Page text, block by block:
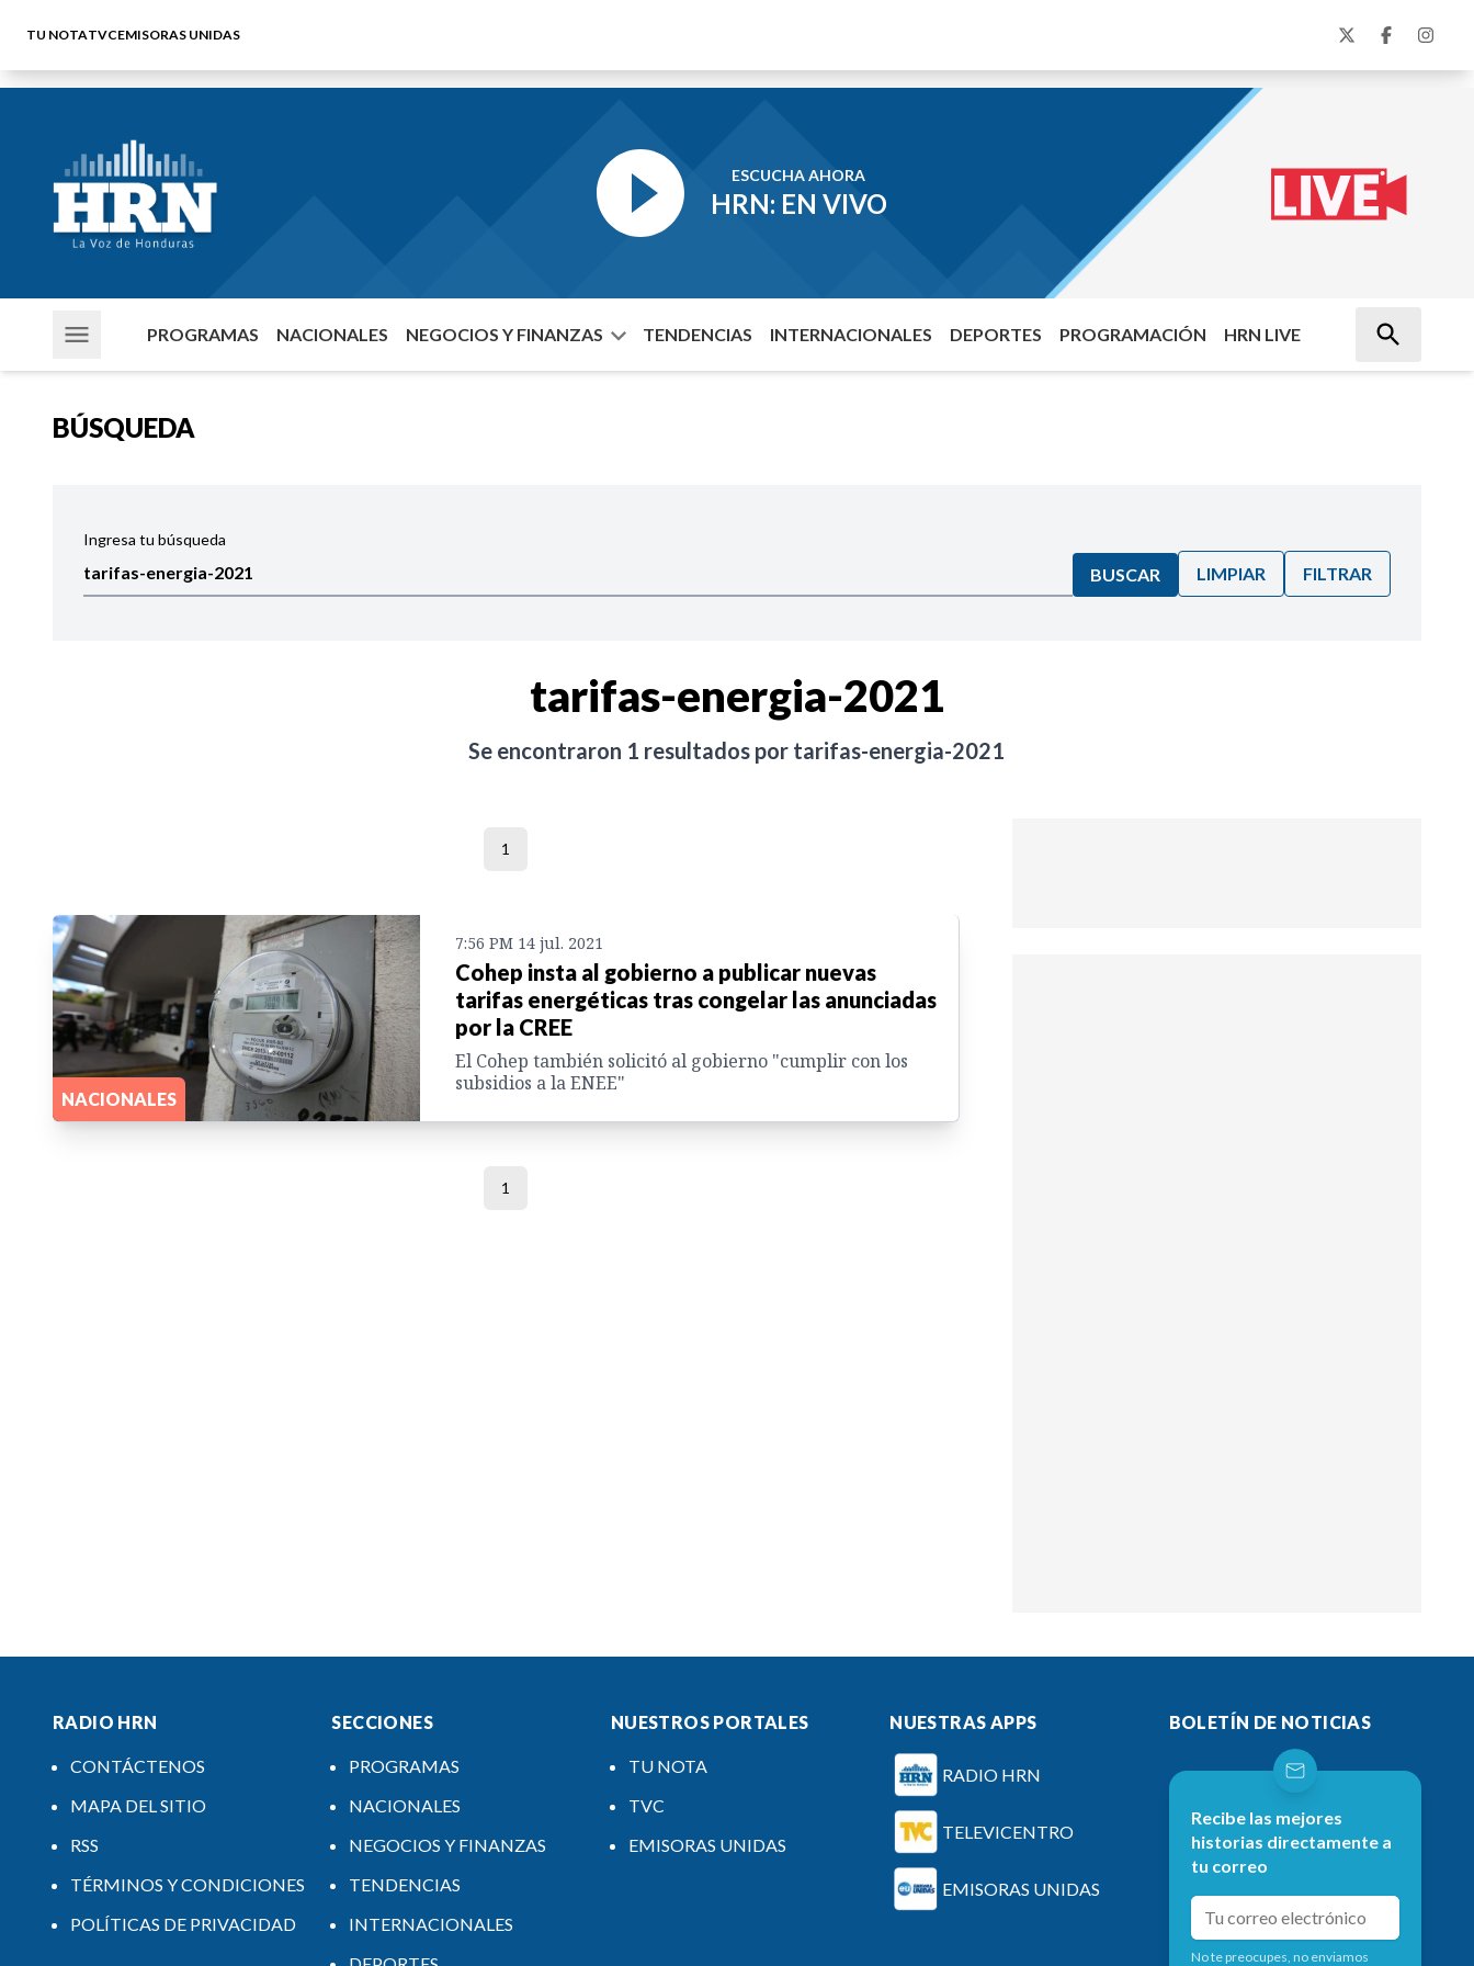
TU NOTATVCEMISORAS UNIDAS
ESCUCHA AHORA
HRN: EN VIVO
PROGRAMAS NACIONALES NEGOCIOS Y FINANZAS TENDENCIAS INTERNACIONALES DEPORTES PROGRAMACIÓN HRN LIVE
BÚSQUEDA
Ingresa tu búsqueda
BUSCAR LIMPIAR FILTRAR
tarifas-energia-2021
Se encontraron 1 resultados por tarifas-energia-2021
1
NACIONALES
7:56 PM 14 jul. 2021
Cohep insta al gobierno a publicar nuevas
tarifas energéticas tras congelar las anunciadas
por la CREE
El Cohep también solicitó al gobierno "cumplir con los
subsidios a la ENEE"
1
RADIO HRN
CONTÁCTENOS
MAPA DEL SITIO
RSS
TÉRMINOS Y CONDICIONES
POLÍTICAS DE PRIVACIDAD
SECCIONES
PROGRAMAS
NACIONALES
NEGOCIOS Y FINANZAS
TENDENCIAS
INTERNACIONALES
NUESTROS PORTALES
TU NOTA
TVC
EMISORAS UNIDAS
NUESTRAS APPS
RADIO HRN
TELEVICENTRO
EMISORAS UNIDAS
BOLETÍN DE NOTICIAS
Recibe las mejores
historias directamente a
tu correo
No te preocupes, no enviamos